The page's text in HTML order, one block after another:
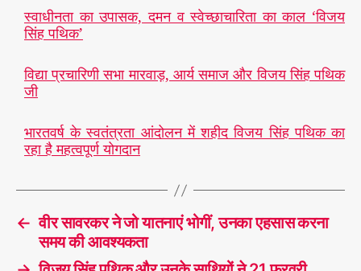
स्वाधीनता का उपासक, दमन व स्वेच्छाचारिता का काल ‘विजय
सिंह पथिक’
विद्या प्रचारिणी सभा मारवाड़, आर्य समाज और विजय सिंह पथिक
जी
भारतवर्ष के स्वतंत्रता आंदोलन में शहीद विजय सिंह पथिक का
रहा है महत्वपूर्ण योगदान
← वीर सावरकर ने जो यातनाएं भोगीं, उनका एहसास करना
समय की आवश्यकता